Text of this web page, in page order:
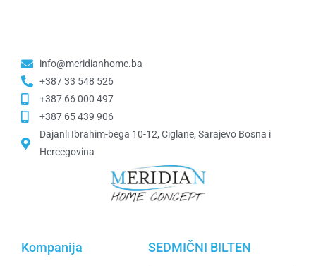
info@meridianhome.ba
+387 33 548 526
+387 66 000 497
+387 65 439 906
Dajanli Ibrahim-bega 10-12, Ciglane, Sarajevo Bosna i
Hercegovina​
Kompanija SEDMIČNI BILTEN